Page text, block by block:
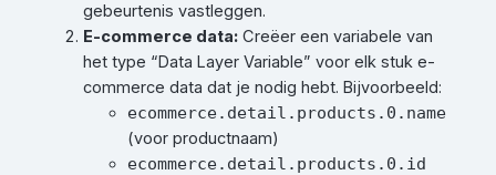
gebeurtenis vastleggen.
E-commerce data:Creëer een variabele van
het type “Data Layer Variable” voor elk stuk e-
commerce data dat je nodig hebt. Bijvoorbeeld:
ecommerce.detail.products.0.name
(voor productnaam)
ecommerce.detail.products.0.id